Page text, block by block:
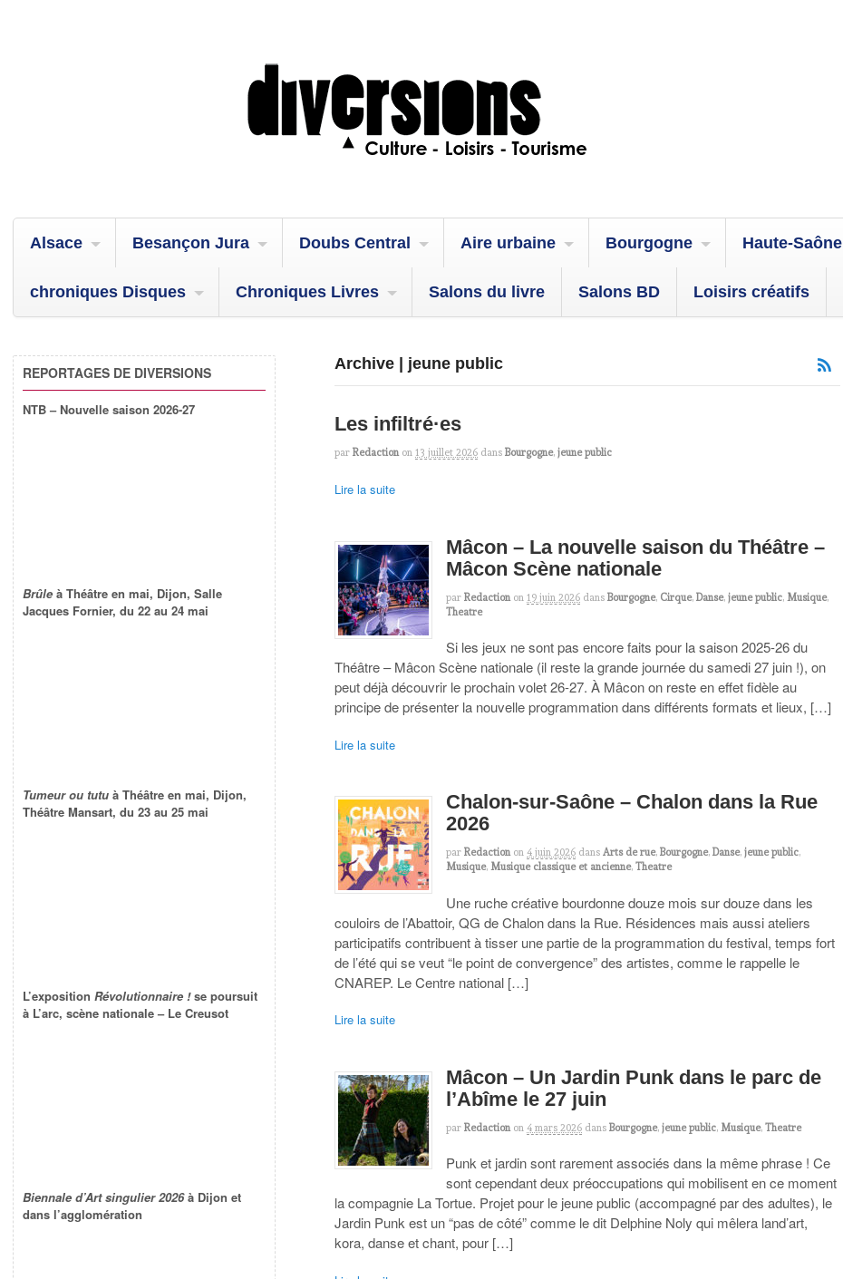
Alsace Besançon Jura Doubs Central Aire urbaine Bourgogne Haute-Saône
chroniques Disques Chroniques Livres Salons du livre Salons BD Loisirs créatifs
Archive | jeune public
Les infiltré·es
par Redaction on 13 juillet 2026 dans Bourgogne,jeune public
Lire la suite
Mâcon – La nouvelle saison du Théâtre –
Mâcon Scène nationale
par Redaction on 19 juin 2026 dans Bourgogne, Cirque,Danse,jeune public,Musique,
Theatre
Si les jeux ne sont pas encore faits pour la saison 2025-26 du
Théâtre – Mâcon Scène nationale (il reste la grande journée du samedi 27 juin !), on
peut déjà découvrir le prochain volet 26-27. À Mâcon on reste en effet fidèle au
principe de présenter la nouvelle programmation dans différents formats et lieux, […]
Lire la suite
Chalon-sur-Saône – Chalon dans la Rue
2026
par Redaction on 4 juin 2026 dans Arts de rue,Bourgogne,Danse,jeune public,
Musique,Musique classique et ancienne,Theatre
Une ruche créative bourdonne douze mois sur douze dans les
couloirs de l’Abattoir, QG de Chalon dans la Rue. Résidences mais aussi ateliers
participatifs contribuent à tisser une partie de la programmation du festival, temps fort
de l’été qui se veut “le point de convergence” des artistes, comme le rappelle le
CNAREP. Le Centre national […]
Lire la suite
Mâcon – Un Jardin Punk dans le parc de
l’Abîme le 27 juin
par Redaction on 4 mars 2026 dans Bourgogne,jeune public,Musique,Theatre
Punk et jardin sont rarement associés dans la même phrase ! Ce
sont cependant deux préoccupations qui mobilisent en ce moment
la compagnie La Tortue. Projet pour le jeune public (accompagné par des adultes), le
Jardin Punk est un “pas de côté” comme le dit Delphine Noly qui mêlera land’art,
kora, danse et chant, pour […]
REPORTAGES DE DIVERSIONS
NTB – Nouvelle saison 2026-27
Brûle à Théâtre en mai, Dijon, Salle
Jacques Fornier, du 22 au 24 mai
Tumeur ou tutu à Théâtre en mai, Dijon,
Théâtre Mansart, du 23 au 25 mai
L’exposition Révolutionnaire !se poursuit
à L’arc, scène nationale – Le Creusot
Biennale d’Art singulier 2026à Dijon et
dans l’agglomération